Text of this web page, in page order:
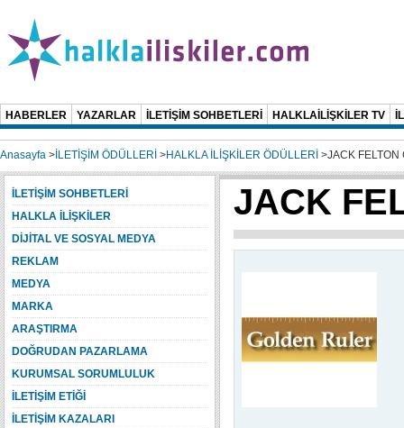
HABERLER YAZARLAR İLETİŞİM SOHBETLERİ HALKLAİLİŞKİLER TV
Anasayfa > İLETİŞİM ÖDÜLLERİ >HALKLA İLİŞKİLER ÖDÜLLERİ >JACK FELTON
JACK
İLETİŞİM SOHBETLERİ
HALKLA İLİŞKİLER
DİJİTAL VE SOSYAL MEDYA
REKLAM
MEDYA
MARKA
ARAŞTIRMA
DOĞRUDAN PAZARLAMA
KURUMSAL SORUMLULUK
İLETİŞİM ETİĞİ
İLETİŞİM KAZALARI